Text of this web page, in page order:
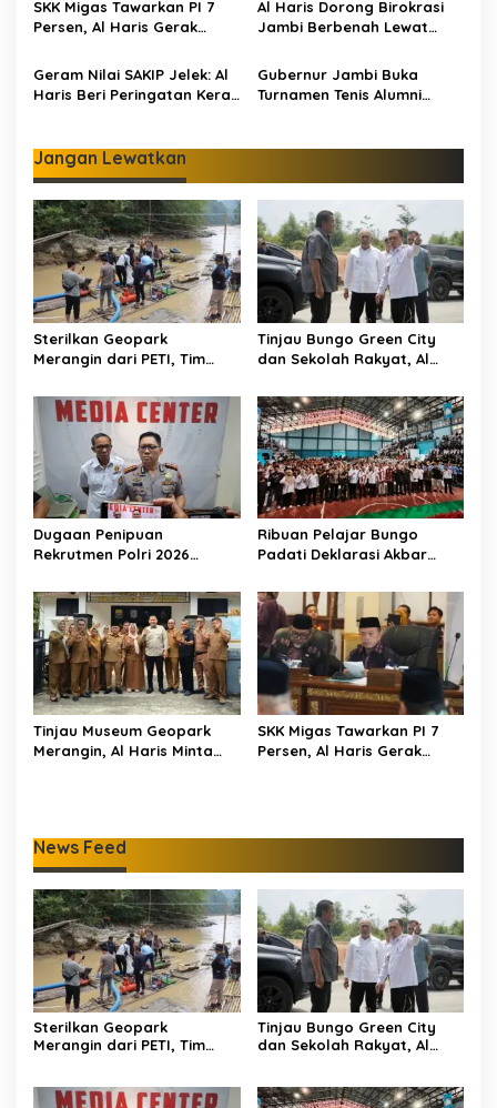
Radikalisme
SKK Migas Tawarkan PI 7
Persen, Al Haris Gerak
BUMD dan Pansus
Al Haris Dorong Birokrasi
Jambi Berbenah Lewat
Geram Nilai SAKIP Jelek: Al
Haris Beri Peringatan Keras
Gubernur Jambi Buka
Turnamen Tenis Alumni
Jangan Lewatkan
Sterilkan Geopark
Merangin dari PETI, Tim
Rakit Tambang Ilegal
Tinjau Bungo Green City
dan Sekolah Rakyat, Al
Pendidikan dan
Infrastruktur
Dugaan Penipuan
Rekrutmen Polri 2026
Anggota Diamankan
Propam Polda Jambi
Ribuan Pelajar Bungo
Padati Deklarasi Akbar
Judi Online dan
Radikalisme
Tinjau Museum Geopark
Merangin, Al Haris Minta
SKK Migas Tawarkan PI 7
Persen, Al Haris Gerak
News Feed
Sterilkan Geopark
Merangin dari PETI, Tim
Tinjau Bungo Green City
dan Sekolah Rakyat, Al
Infrastruktur